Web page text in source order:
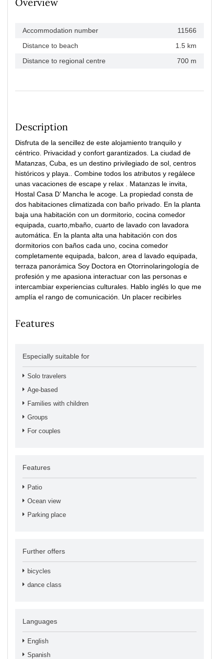
Accommodation number
11566
Distance to beach
1.5 km
Distance to regional centre
700 m
Description
Disfruta de la sencillez de este alojamiento tranquilo y
céntrico. Privacidad y confort garantizados. La ciudad de
Matanzas, Cuba, es un destino privilegiado de sol, centros
históricos y playa.. Combine todos los atributos y regálece
unas vacaciones de escape y relax . Matanzas le invita,
Hostal Casa D’ Mancha le acoge. La propiedad consta de
dos habitaciones climatizada con baño privado. En la planta
baja una habitación con un dormitorio, cocina comedor
equipada, cuarto,mbaño, cuarto de lavado con lavadora
automática. En la planta alta una habitación con dos
dormitorios con baños cada uno, cocina comedor
completamente equipada, balcon, area d lavado equipada,
terraza panorámica Soy Doctora en Otorrinolaringología de
profesión y me apasiona interactuar con las personas e
intercambiar experiencias culturales. Hablo inglés lo que me
amplía el rango de comunicación. Un placer recibirles
Features
Especially suitable for
Solo travelers
Age-based
Families with children
Groups
For couples
Features
Patio
Ocean view
Parking place
Further offers
bicycles
dance class
Languages
English
Spanish